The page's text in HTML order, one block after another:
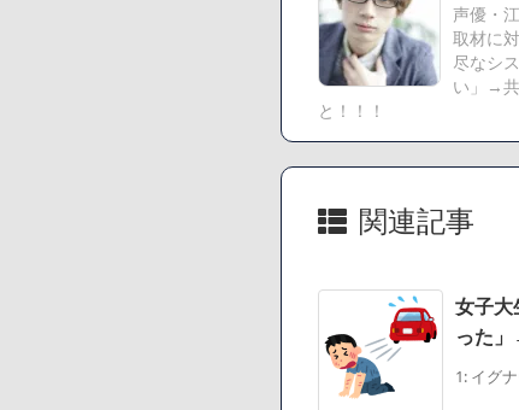
Powered by livedoor
声優・
取材に
尽なシ
い」→
と！！！
関連記事
女子大
った
1: イグ